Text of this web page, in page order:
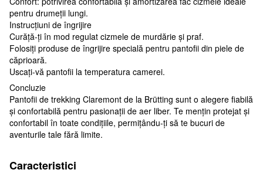
pentru drumeții lungi.
Instrucțiuni de îngrijire
Curăță-ți în mod regulat cizmele de murdărie și praf.
Folosiți produse de îngrijire specială pentru pantofii din piele de
căprioară.
Uscați-vă pantofii la temperatura camerei.
Concluzie
Pantofii de trekking Claremont de la Brütting sunt o alegere fiabilă
și confortabilă pentru pasionații de aer liber. Te mențin protejat și
confortabil în toate condițiile, permițându-ți să te bucuri de
aventurile tale fără limite.
Caracteristici